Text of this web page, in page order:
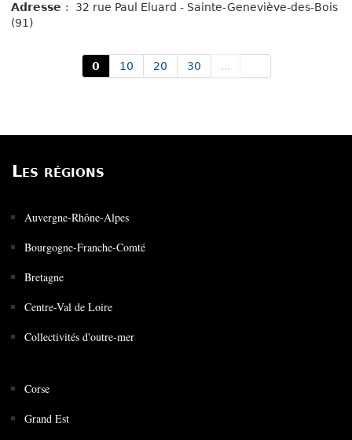
Adresse : 32 rue Paul Eluard - Sainte-Geneviève-des-Bois
(91)
0 10 20 30 ...
Les régions
Auvergne-Rhône-Alpes
Bourgogne-Franche-Comté
Bretagne
Centre-Val de Loire
Collectivités d'outre-mer
Corse
Grand Est